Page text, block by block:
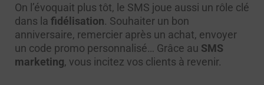
On l’évoquait plus tôt, le SMS joue aussi un rôle clé
dans la fidélisation. Souhaiter un bon
anniversaire, remercier après un achat, envoyer
un code promo personnalisé… Grâce au SMS
marketing, vous incitez vos clients à revenir.